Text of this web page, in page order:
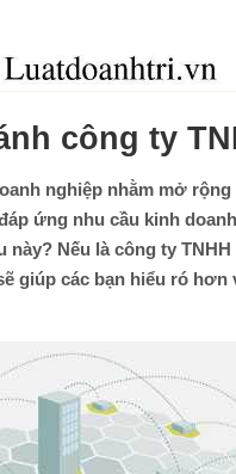
công ty
nghiệp nhằm mở
ứng nhu cầu kinh
này? Nếu là công ty
giúp các bạn hiểu ró hơn